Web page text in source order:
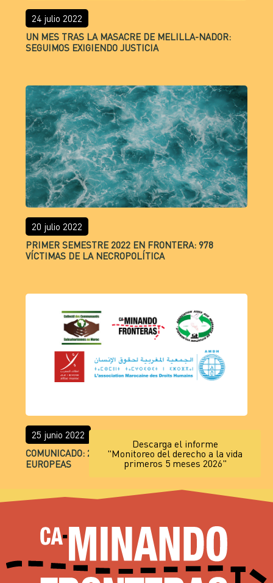
24 julio 2022
UN MES TRAS LA MASACRE DE MELILLA-NADOR:
SEGUIMOS EXIGIENDO JUSTICIA
20 julio 2022
PRIMER SEMESTRE 2022 EN FRONTERA: 978
VÍCTIMAS DE LA NECROPOLÍTICA
25 junio 2022
COMUNICADO: 29 MUERTES EN LAS FRONTERAS
EUROPEAS
Descarga el informe
"Monitoreo del derecho a la vida
primeros 5 meses 2026"